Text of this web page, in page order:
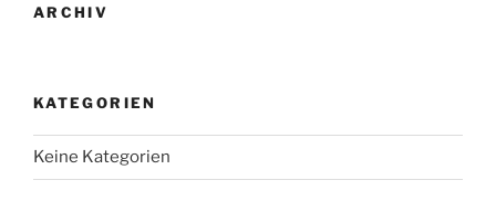
ARCHIV
KATEGORIEN
Keine Kategorien